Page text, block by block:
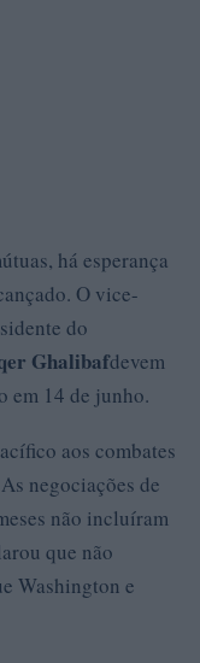
há esperança
O vice-
do
Ghalibafdevem
em 14 de junho.
aos combates
negociações de
não incluíram
que não
Washington e